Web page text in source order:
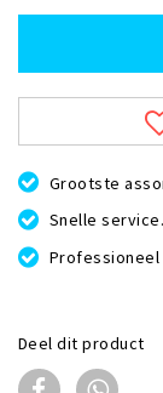
Grootste
Snelle
Professioneel
Deel dit product